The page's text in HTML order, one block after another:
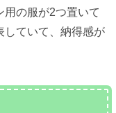
用の服が2つ置いて
していて、納得感が